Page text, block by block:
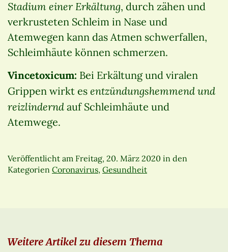
Stadium einer Erkältung, durch zähen und
verkrusteten Schleim in Nase und
Atemwegen kann das Atmen schwerfallen,
Schleimhäute können schmerzen.
Vincetoxicum: Bei Erkältung und viralen
Grippen wirkt es entzündungshemmend und
reizlindernd auf Schleimhäute und
Atemwege.
Veröffentlicht am Freitag, 20. März 2020 in den
Kategorien Coronavirus, Gesundheit
Weitere Artikel zu diesem Thema